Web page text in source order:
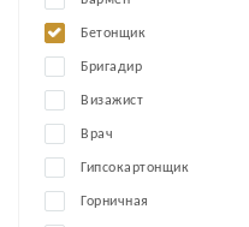
Бетонщик
Бригадир
Визажист
Врач
Гипсокартонщик
Горничная